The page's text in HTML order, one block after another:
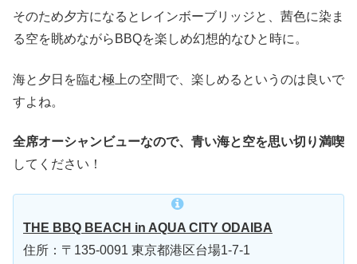
そのため夕方になるとレインボーブリッジと、茜色に染ま
る空を眺めながらBBQを楽しめ幻想的なひと時に。
海と夕日を臨む極上の空間で、楽しめるというのは良いで
すよね。
全席オーシャンビューなので、青い海と空を思い切り満喫
してください！
THE BBQ BEACH in AQUA CITY ODAIBA
住所：〒135-0091 東京都港区台場1-7-1